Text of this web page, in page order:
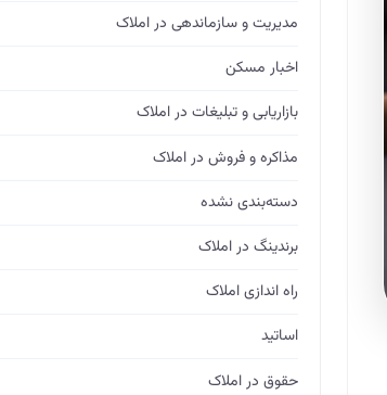
مدیریت و سازماندهی در املاک
اخبار مسکن
بازاریابی و تبلیغات در املاک
مذاکره و فروش در املاک
دسته‌بندی نشده
برندینگ در املاک
راه اندازی املاک
اساتید
حقوق در املاک